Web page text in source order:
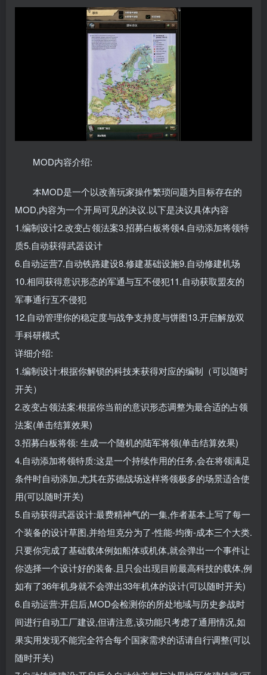
MOD内容介绍:
本MOD是一个以改善玩家操作繁琐问题为目标存在的
MOD,内容为一个开局可见的决议.以下是决议具体内容
1.编制设计2.改变占领法案3.招募白板将领4.自动添加将领特
质5.自动获得武器设计
6.自动运营7.自动铁路建设8.修建基础设施9.自动修建机场
10.相同获得意识形态的军通与互不侵犯11.自动获取盟友的
军事通行互不侵犯
12.自动管理你的稳定度与战争支持度与饼图13.开启解放双
手科研模式
详细介绍:
1.编制设计:根据你解锁的科技来获得对应的编制（可以随时
开关）
2.改变占领法案:根据你当前的意识形态调整为最合适的占领
法案(单击结算效果)
3.招募白板将领: 生成一个随机的陆军将领(单击结算效果)
4.自动添加将领特质:这是一个持续作用的任务,会在将领满足
条件时自动添加,尤其在苏德战场这样将领极多的场景适合使
用(可以随时开关)
5.自动获得武器设计:最费精神气的一集,作者基本上写了每一
个装备的设计草图,并给坦克分为了-性能-均衡-成本三个大类.
只要你完成了基础载体例如船体或机体,就会弹出一个事件让
你选择一个设计好的装备.且只会出现目前最高科技的载体,例
如有了36年机身就不会弹出33年机体的设计(可以随时开关)
6.自动运营:开启后,MOD会检测你的所处地域与历史参战时
间进行自动工厂建设,但请注意,该功能只考虑了通用情况,如
果实用发现不能完全符合每个国家需求的话请自行调整(可以
随时开关)